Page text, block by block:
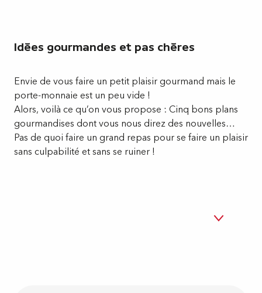
Idées gourmandes et pas chères
Envie de vous faire un petit plaisir gourmand mais le
porte-monnaie est un peu vide !
Alors, voilà ce qu’on vous propose : Cinq bons plans
gourmandises dont vous nous direz des nouvelles…
Pas de quoi faire un grand repas pour se faire un plaisir
sans culpabilité et sans se ruiner !